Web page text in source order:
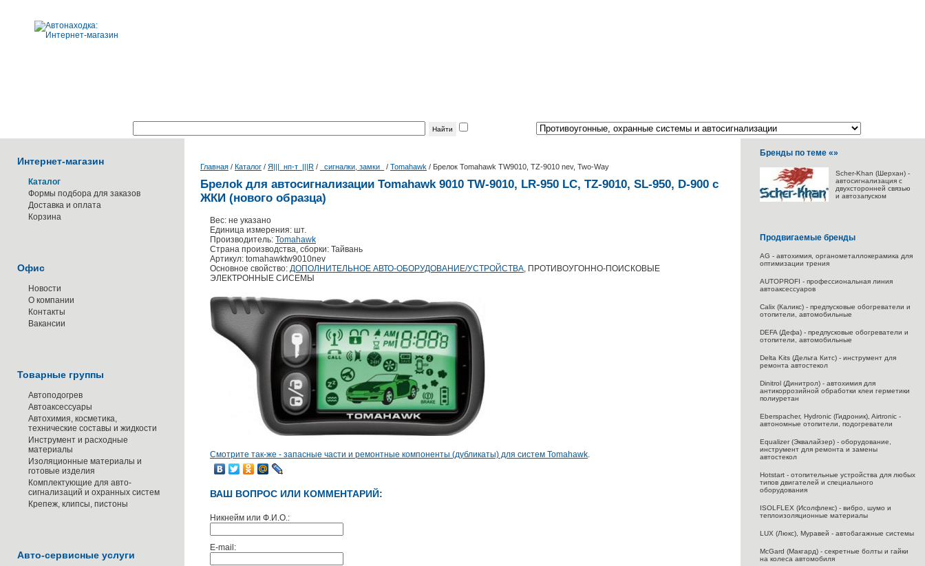
Интернет-магазин
Каталог
Формы подбора для заказов
Доставка и оплата
Корзина
Офис
Новости
О компании
Контакты
Вакансии
Товарные группы
Автоподогрев
Автоаксессуары
Автохимия, косметика,
технические составы и жидкости
Инструмент и расходные
материалы
Изоляционные материалы и
готовые изделия
Комплектующие для авто-
сигнализаций и охранных систем
Крепеж, клипсы, пистоны
Авто-сервисные услуги
Главная / Каталог / Я|||_нп-т_|||R / _сигналки, замки_ / Tomahawk / Брелок Tomahawk TW9010, TZ-9010 nev, Two-Way
Брелоk для автосигнализации Tomahawk 9010 TW-9010, LR-950 LC, TZ-9010, SL-950, D-900 с
ЖКИ (нового образца)
Вес: не указано
Единица измерения: шт.
Производитель: Tomahawk
Страна производства, сборки: Тайвань
Артикул: tomahawktw9010nev
Основное свойство: ДОПОЛНИТЕЛЬНОЕ АВТО-ОБОРУДОВАНИЕ/УСТРОЙСТВА, ПРОТИВОУГОННО-ПОИСКОВЫЕ
ЭЛЕКТРОННЫЕ СИСЕМЫ
Смотрите так-же - запасные части и ремонтные компоненты (дубликаты) для систем Tomahawk.
ВАШ ВОПРОС ИЛИ КОММЕНТАРИЙ:
Никнейм или Ф.И.О.:
E-mail:
Бренды по теме «»
Scher-Khan (Шерхан) -
автосигнализация с
двухсторонней связью
и автозапуском
Продвигаемые бренды
AG - автохимия, органометаллокерамика для
оптимизации трения
AUTOPROFI - профессиональная линия
автоаксессуаров
Calix (Каликс) - предпусковые обогреватели и
отопители, автомобильные
DEFA (Дефа) - предпусковые обогреватели и
отопители, автомобильные
Delta Kits (Дельта Китс) - инструмент для
ремонта автостекол
Dinitrol (Динитрол) - автохимия для
антикоррозийной обработки клеи герметики
полиуретан
Eberspacher, Hydronic (Гидроник), Airtronic -
автономные отопители, подогреватели
Equalizer (Эквалайзер) - оборудование,
инструмент для ремонта и замены
автостекол
Hotstart - отопительные устройства для любых
типов двигателей и специального
оборудования
ISOLFLEX (Исолфлекс) - вибро, шумо и
теплоизоляционные материалы
LUX (Люкс), Муравей - автобагажные системы
McGard (Макгард) - секретные болты и гайки
на колеса автомобиля